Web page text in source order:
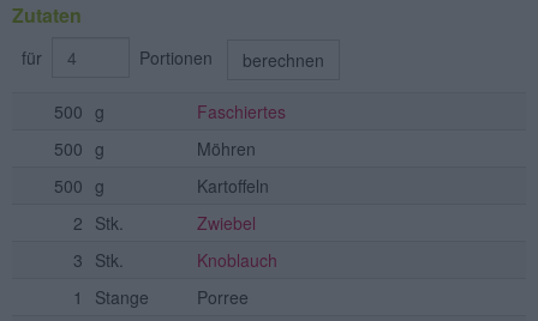
Zutaten
für Portionen berechnen
500 g
Faschiertes
500 g
Möhren
500 g
Kartoffeln
2 Stk.
Zwiebel
3 Stk.
Knoblauch
1
Stange
Porree